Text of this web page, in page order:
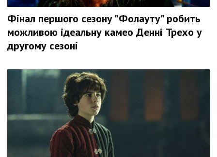
Фінал першого сезону "Фолауту" робить
можливою ідеальну камео Денні Трехо у
другому сезоні